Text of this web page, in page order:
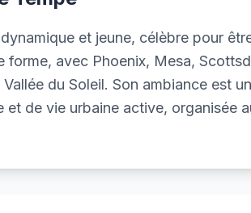
et jeune, célèbre pour
forme, avec Phoenix, Mesa,
du Soleil. Son ambiance est
et de vie urbaine active, organisée